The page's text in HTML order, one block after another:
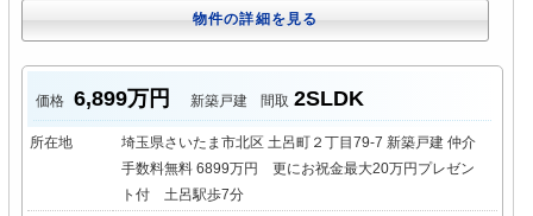
物件の詳細を見る
価格 6,899万円 新築戸建 間取 2SLDK
所在地
埼玉県さいたま市北区 土呂町２丁目79-7 新築戸建 仲介
手数料無料 6899万円 更にお祝金最大20万円プレゼン
ト付 土呂駅歩7分